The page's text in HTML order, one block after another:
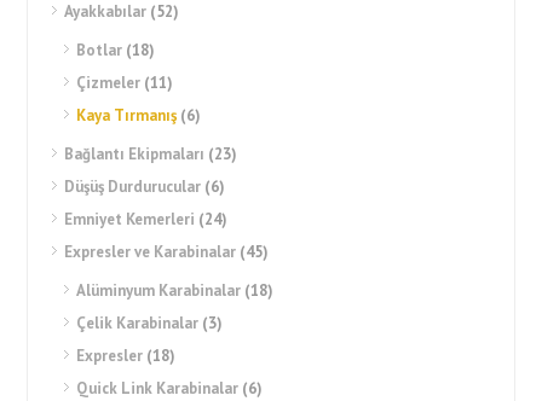
Ayakkabılar (52)
Botlar (18)
Çizmeler (11)
Kaya Tırmanış (6)
Bağlantı Ekipmaları (23)
Düşüş Durdurucular (6)
Emniyet Kemerleri (24)
Expresler ve Karabinalar (45)
Alüminyum Karabinalar (18)
Çelik Karabinalar (3)
Expresler (18)
Quick Link Karabinalar (6)